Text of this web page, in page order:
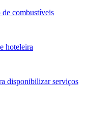
de combustíveis
hoteleira
disponibilizar serviços